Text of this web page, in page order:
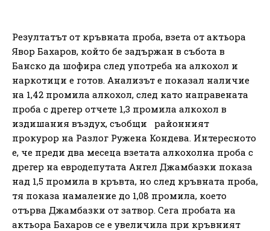
Резултатът от кръвната проба, взета от актьора
Явор Бахаров, който бе задържан в събота в
Банско да шофира след употреба на алкохол и
наркотици е готов. Анализът е показал наличие
на 1,42 промила алкохол, след като направената
проба с дрегер отчете 1,3 промила алкохол в
издишания въздух, съобщи районният
прокурор на Разлог Ружена Кондева. Интересното
е, че преди два месеца взетата алкохолна проба с
дрегер на евродепутата Ангел Джамбазки показа
над 1,5 промила в кръвта, но след кръвната проба,
тя показа намаление до 1,08 промила, което
отърва Джамбазки от затвор. Сега пробата на
актьора Бахаров се е увеличила при кръвният